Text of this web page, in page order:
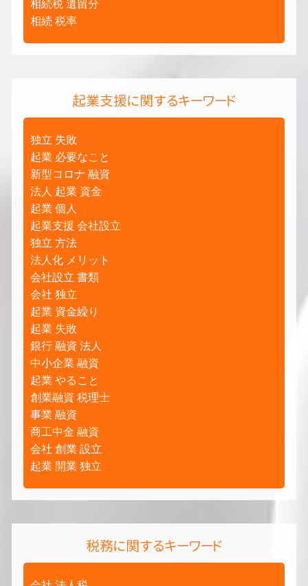
相続税 遺留分
相続 税率
起業支援に関するキーワード
独立 失敗
起業 必要なこと
新型コロナ 融資
法人 起業 資金
起業 個人
起業支援 会社設立
独立 方法
法人化 メリット
会社設立 書類
会社 独立
起業 資金繰り
起業 失敗
銀行 融資 法人
中小企業 融資
起業 やること
創業融資 税理士
事業 融資
商工中金 融資
会社 創業 設立
起業 開業 独立
税務に関するキーワード